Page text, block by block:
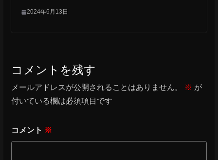
2024年6月13日
コメントを残す
メールアドレスが公開されることはありません。 ※ が
付いている欄は必須項目です
コメント ※